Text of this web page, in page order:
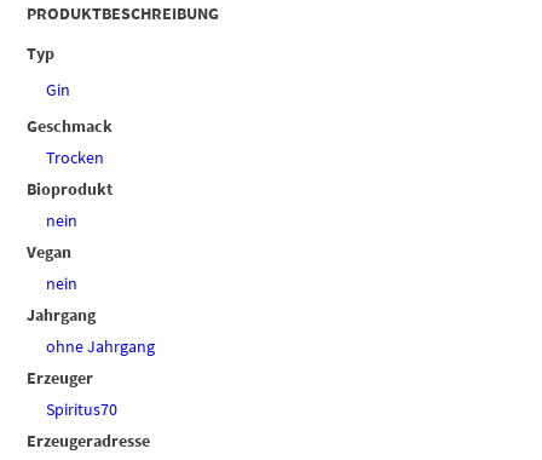
PRODUKTBESCHREIBUNG
Typ
Gin
Geschmack
Trocken
Bioprodukt
nein
Vegan
nein
Jahrgang
ohne Jahrgang
Erzeuger
Spiritus70
Erzeugeradresse